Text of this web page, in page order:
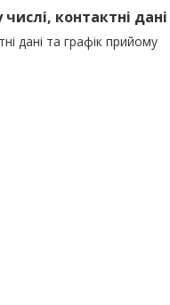
контактні
дані та графік прийому